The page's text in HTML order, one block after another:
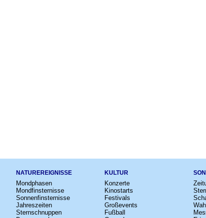
NATUREREIGNISSE
Mondphasen
Mondfinsternisse
Sonnenfinsternisse
Jahreszeiten
Sternschnuppen
KULTUR
Konzerte
Kinostarts
Festivals
Großevents
Fußball